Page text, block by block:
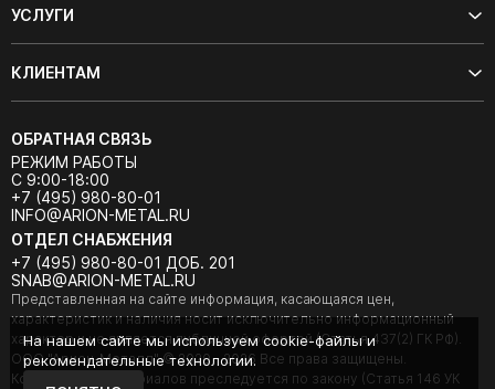
УСЛУГИ
КЛИЕНТАМ
ОБРАТНАЯ СВЯЗЬ
РЕЖИМ РАБОТЫ
С 9:00-18:00
+7 (495) 980-80-01
INFO@ARION-METAL.RU
ОТДЕЛ СНАБЖЕНИЯ
+7 (495) 980-80-01 ДОБ. 201
SNAB@ARION-METAL.RU
Представленная на сайте информация, касающаяся цен,
характеристик и наличия носит исключительно информационный
характер и не является публичной офертой (Статья 437(2) ГК РФ).
ООО "Арион-Металл" © 2020 - 2026 Все права защищены.
Копирование материалов преследуется по закону (Статья 146 УК
На нашем сайте мы используем cookie-файлы и
рекомендательные технологии.